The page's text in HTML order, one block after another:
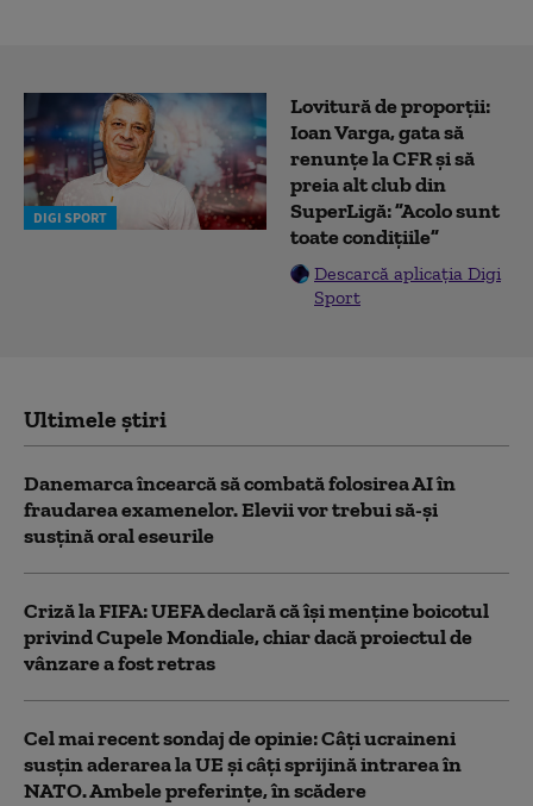
DIGI SPORT
Lovitură de proporții:
Ioan Varga, gata să
renunțe la CFR și să
preia alt club din
SuperLigă: ”Acolo sunt
toate condițiile”
Descarcă aplicația Digi
Sport
Ultimele știri
Danemarca încearcă să combată folosirea AI în
fraudarea examenelor. Elevii vor trebui să-şi
susţină oral eseurile
Criză la FIFA: UEFA declară că îşi menţine boicotul
privind Cupele Mondiale, chiar dacă proiectul de
vânzare a fost retras
Cel mai recent sondaj de opinie: Câți ucraineni
susțin aderarea la UE și câți sprijină intrarea în
NATO. Ambele preferințe, în scădere